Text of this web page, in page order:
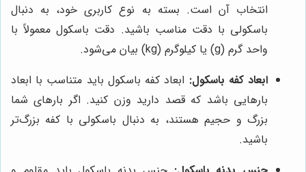
انتخاب آن است. بسته به نوع کاربری خود، به دنبال
باسکولی با دقت مناسب باشید. دقت باسکول معمولاً با
واحد گرم (g) یا کیلوگرم (kg) بیان می‌شود.
ابعاد کفه باسکول: ابعاد کفه باسکول باید متناسب با ابعاد
بارهایی باشد که قصد دارید وزن کنید. اگر بارهای شما
بزرگ و حجیم هستند، به دنبال باسکولی با کفه بزرگ‌تر
باشید.